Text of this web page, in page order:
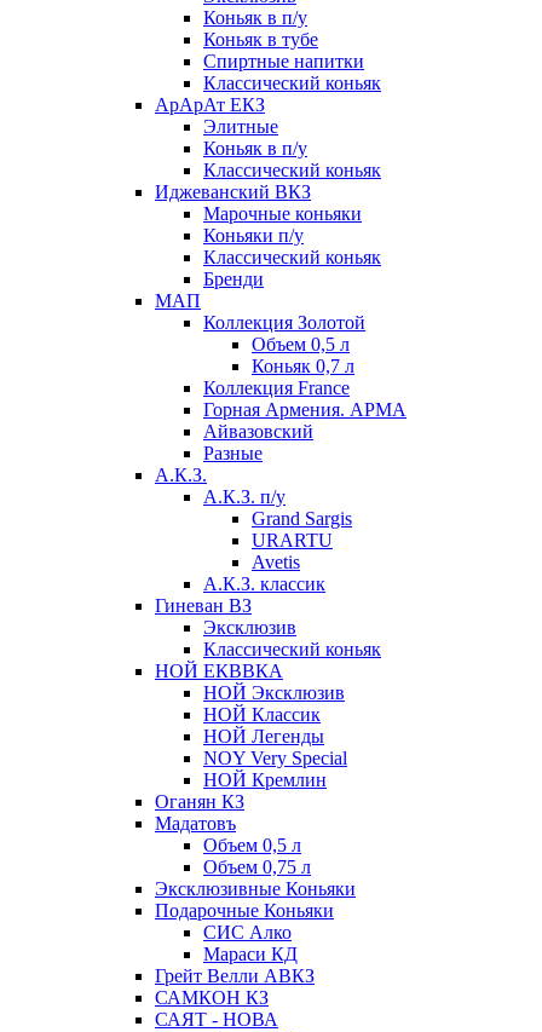
Коньяк в п/у
Коньяк в тубе
Спиртные напитки
Классический коньяк
АрАрАт ЕКЗ
Элитные
Коньяк в п/у
Классический коньяк
Иджеванский ВКЗ
Марочные коньяки
Коньяки п/у
Классический коньяк
Бренди
МАП
Коллекция Золотой
Объем 0,5 л
Коньяк 0,7 л
Коллекция France
Горная Армения. АРМА
Айвазовский
Разные
А.К.З.
А.К.З. п/у
Grand Sargis
URARTU
Avetis
А.К.З. классик
Гиневан ВЗ
Эксклюзив
Классический коньяк
НОЙ ЕКВВКА
НОЙ Эксклюзив
НОЙ Классик
НОЙ Легенды
NOY Very Speсial
НОЙ Кремлин
Оганян КЗ
Мадатовъ
Объем 0,5 л
Объем 0,75 л
Эксклюзивные Коньяки
Подарочные Коньяки
СИС Алко
Мараси КД
Грейт Велли АВКЗ
САМКОН КЗ
САЯТ - НОВА